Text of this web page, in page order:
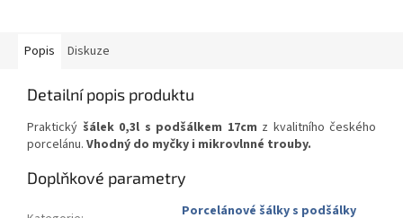
Popis Diskuze
Detailní popis produktu
Praktický šálek 0,3l s podšálkem 17cm z kvalitního českého
porcelánu. Vhodný do myčky i mikrovlnné trouby.
Doplňkové parametry
Porcelánové šálky s podšálky